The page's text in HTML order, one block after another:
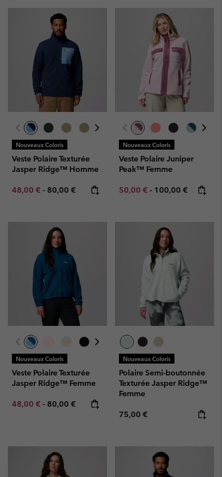
Nouveaux Coloris
Veste Polaire Texturée
Jasper Ridge™ Homme
Minimum sale price:
48,00 € - Maximum price:
80,00 €
Nouveaux Coloris
Veste Polaire Juniper
Peak™ Femme
Minimum sale price:
50,00 € - Maximum price:
100,00 €
Nouveaux Coloris
Veste Polaire Texturée
Jasper Ridge™ Femme
Minimum sale price:
48,00 € - Maximum price:
80,00 €
Nouveaux Coloris
Polaire Semi-boutonnée
Texturée Jasper Ridge™
Femme
Regular price:
75,00 €